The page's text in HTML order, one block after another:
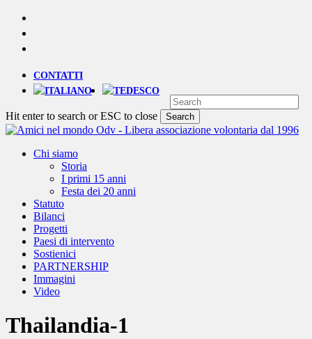
Skip
content
CONTATTI
Hit enter to search or ESC to close Search
Close
Menu
Chi siamo
Storia
I primi 15 anni
Festa dei 20 anni
Statuto
Bilanci
Progetti
Paesi di intervento
Sostienici
PARTNERSHIP
Immagini
Video
Thailandia-1